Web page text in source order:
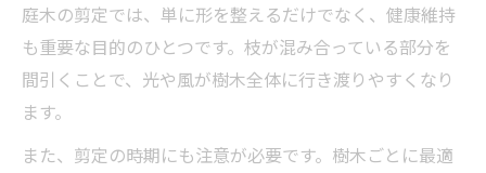
庭木の剪定では、単に形を整えるだけでなく、健康維持
も重要な目的のひとつです。枝が混み合っている部分を
間引くことで、光や風が樹木全体に行き渡りやすくなり
ます。
また、剪定の時期にも注意が必要です。樹木ごとに最適